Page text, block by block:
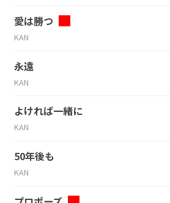
愛は勝つ
KAN
永遠
KAN
よければ一緒に
KAN
50年後も
KAN